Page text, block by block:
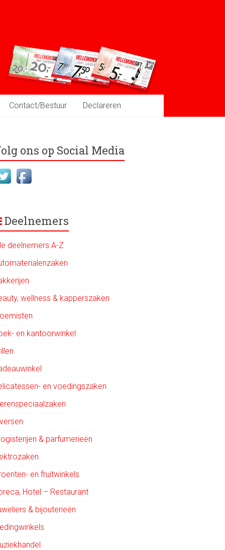
Contact/Bestuur Declareren
ons op Social Media
Deelnemers
deelnemers A-Z
wellness & kapperszaken
en kantoorwinkel
en voedingszaken
& parfumerieën
en fruitwinkels
Hotel – Restaurant
& bijouterieën